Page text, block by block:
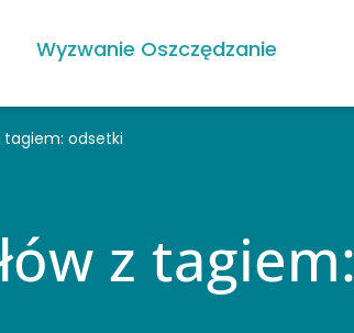
Wyzwanie Oszczędzanie
tagiem: odsetki
z tagiem: